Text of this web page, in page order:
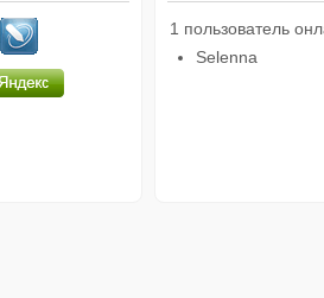
1 пользователь
Selenna